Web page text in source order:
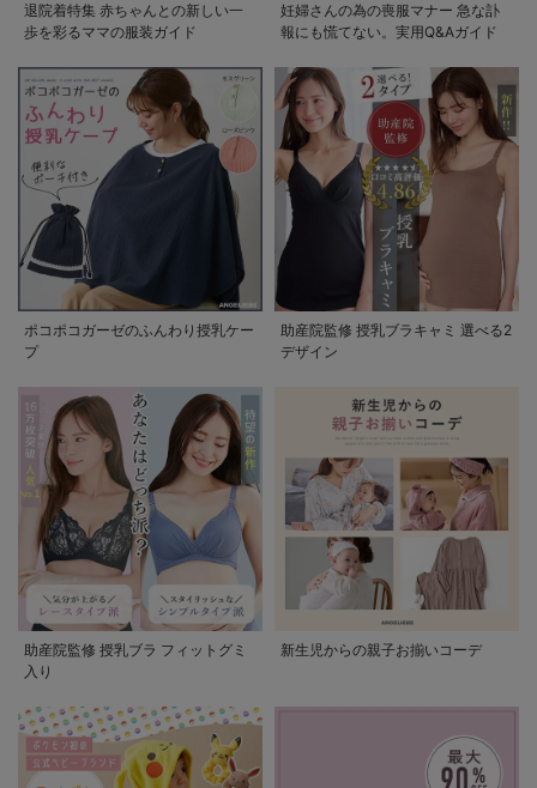
退院着特集 赤ちゃんとの新しい一
歩を彩るママの服装ガイド
妊婦さんの為の喪服マナー 急な訃
報にも慌てない。実用Q&Aガイド
ポコポコガーゼのふんわり授乳ケー
プ
助産院監修 授乳ブラキャミ 選べる2
デザイン
助産院監修 授乳ブラ フィットグミ
入り
新生児からの親子お揃いコーデ